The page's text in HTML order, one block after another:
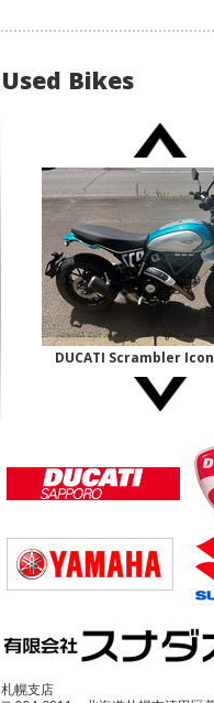
Used Bikes
DUCATI Scrambler Icon
古】
¥1,140,000
¥690,000
札幌支店